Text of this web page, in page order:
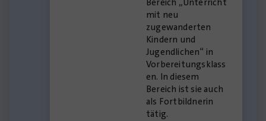
Bereich „Unterricht
mit neu
zugewanderten
Kindern und
Jugendlichen“ in
Vorbereitungsklass
en. In diesem
Bereich ist sie auch
als Fortbildnerin
tätig.